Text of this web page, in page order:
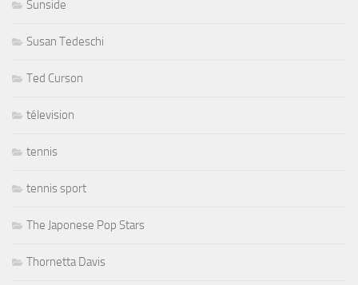
Sunside
Susan Tedeschi
Ted Curson
télevision
tennis
tennis sport
The Japonese Pop Stars
Thornetta Davis